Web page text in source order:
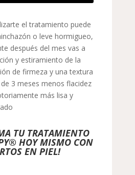
el tratamiento puede
o leve hormigueo,
después del mes vas a
y estiramiento de la
de firmeza y una textura
3 meses menos flacidez
más lisa y
TU TRATAMIENTO
HOY MISMO CON
EN PIEL!